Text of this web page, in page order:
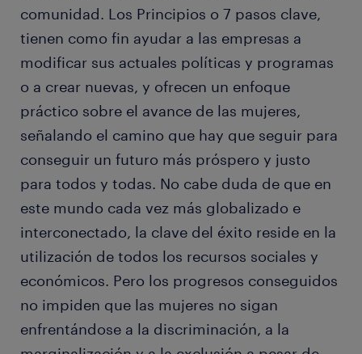
comunidad. Los Principios o 7 pasos clave,
tienen como fin ayudar a las empresas a
modificar sus actuales políticas y programas
o a crear nuevas, y ofrecen un enfoque
práctico sobre el avance de las mujeres,
señalando el camino que hay que seguir para
conseguir un futuro más próspero y justo
para todos y todas. No cabe duda de que en
este mundo cada vez más globalizado e
interconectado, la clave del éxito reside en la
utilización de todos los recursos sociales y
económicos. Pero los progresos conseguidos
no impiden que las mujeres no sigan
enfrentándose a la discriminación, a la